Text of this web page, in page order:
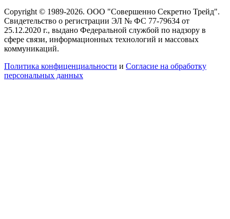
Copyright © 1989-2026. ООО "Совершенно Секретно Трейд".
Свидетельство о регистрации ЭЛ № ФС 77-79634 от
25.12.2020 г., выдано Федеральной службой по надзору в
сфере связи, информационных технологий и массовых
коммуникаций.
Политика конфиценциальности и Согласие на обработку
персональных данных